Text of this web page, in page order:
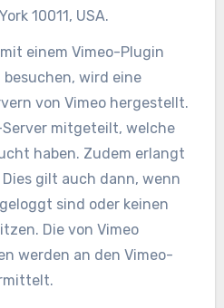
10011, USA.
einem Vimeo-Plugin
wird eine
von Vimeo hergestellt.
Server mitgeteilt, welche
haben. Zudem erlangt
gilt auch dann, wenn
sind oder keinen
Die von Vimeo
werden an den Vimeo-